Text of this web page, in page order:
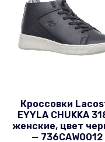
Кроссовки
EYYLA CHUKKA
женские, цвет
— 736CAW0012